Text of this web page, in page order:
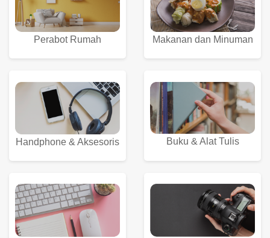
Perabot Rumah Makanan dan Minuman
Handphone & Aksesoris Buku & Alat Tulis